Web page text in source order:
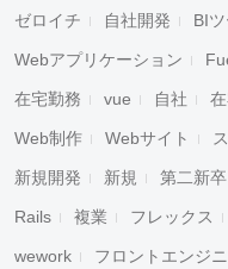
ゼロイチ 自社開発 BI
Webアプリケーション
在宅勤務 vue 自社
Web制作 Webサイト
新規開発 新規 第二新卒
Rails 複業 フレックス
wework フロントエンジ